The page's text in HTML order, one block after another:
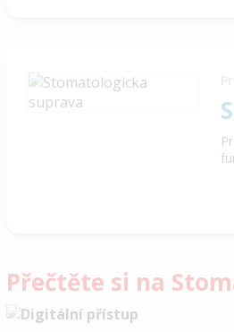
Přečtěte si na